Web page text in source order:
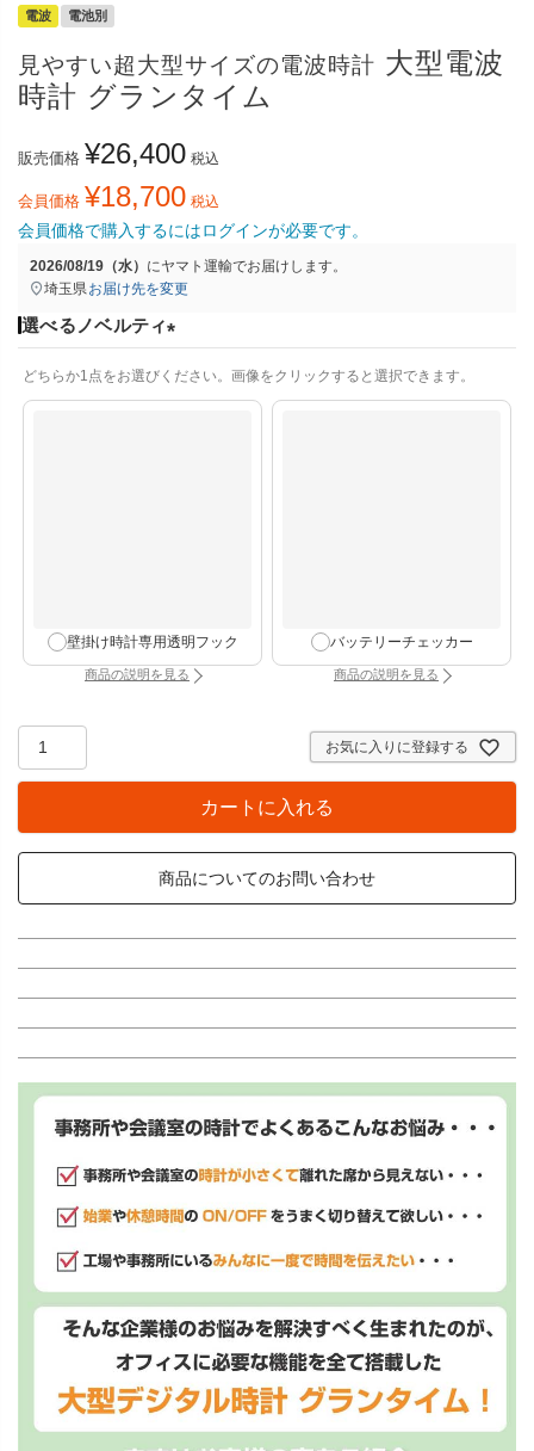
電波 電池別
見やすい超大型サイズの電波時計 大型電波
時計 グランタイム
販売価格 ¥26,400 税込
会員価格 ¥18,700 税込
会員価格で購入するにはログインが必要です。
2026/08/19（水） にヤマト運輸でお届けします。
埼玉県お届け先を変更
選べるノベルティ
必
どちらか1点をお選びください。画像をクリックすると選択できます。
壁掛け時計専用透明フック
商品の説明を見る：壁掛け時計専用透明フック（別タブで開きます）
バッテリーチェッカー
商品の説明を見る：バッテリーチェッカ
お気に入りに登録する
カートに入れる
商品についてのお問い合わせ